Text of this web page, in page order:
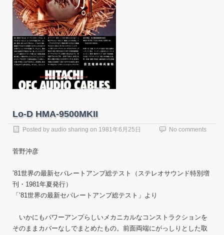
Lo-D HMA-9500MKII
Posted by audio sharing on 1981年6月25日 No comments
菅野沖彦
’81世界の最新セパレートアンプ総テスト（ステレオサウンド特別増
刊・1981年夏発行）
「’81世界の最新セパレートアンプ総テスト」より
いかにもパワーアンプらしいメカニカルなコンストラクションを
そのままカバーなしでまとめたもの。前面両端にがっしりとした取